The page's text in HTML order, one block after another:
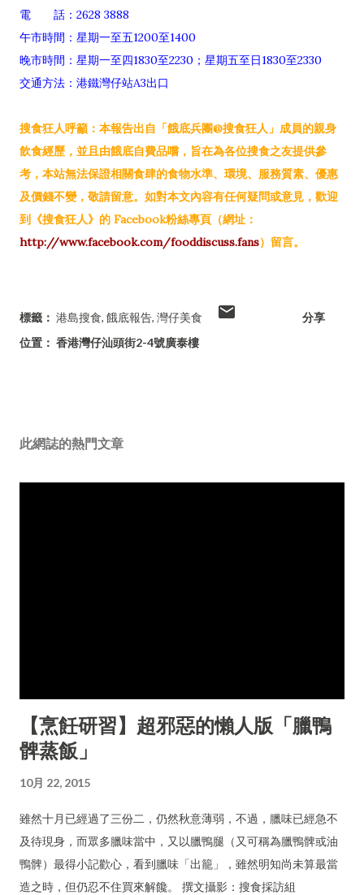
電 話：2628 3888
午市時間：星期一至五1200至1400
晚市時間：星期一至四1830至2230；星期五至日1830至2330
交通方法：港鐵灣仔站A3出口
搜食狂人呼籲：本報告出自「餓底兵團@搜食狂人」成員的親身
飲食經歷，並且由餓底自費品嚐，旨在為各位搜食之友提供參
考，本站無法保證相關食肆的食物水準、環境、服務質素、優惠
及價錢不變，敬請留意。如對本文內容有任何疑問或意見，歡迎
到《搜食狂人》的 Facebook粉絲專頁（網址：
http://www.facebook.com/fooddiscuss.fans）留言。
標籤： 港島搜食 餓底報告 灣仔美食
位置： 香港灣仔汕頭街2-4號廣泰樓
分享
此網誌的熱門文章
【烹飪研習】超邪惡的懶人版「臘鴨
髀蒸飯」
10月 22, 2015
雖然十月已經過了三份二，仍然秋意薄弱，不過，臘味已經急不
及待現身，而眾多臘味當中，又以臘鴨腿（又可稱為臘鴨髀或油
鴨髀）最得小記歡心，看到臘味「出籠」，雖然明知尚未算最當
造之時，但仍忍不住買來解饞。 撰文攝影：搜食採訪組